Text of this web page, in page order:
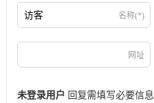
名称(*)
网址
未登录用户 回复需填写必要信息